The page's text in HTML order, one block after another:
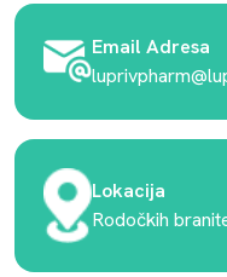
Email Adresa
Lokacija
Rodočkih